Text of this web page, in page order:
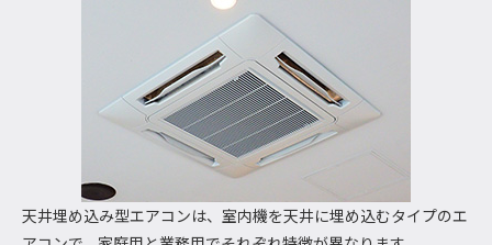
天井埋め込み型エアコンは、室内機を天井に埋め込むタイプのエ